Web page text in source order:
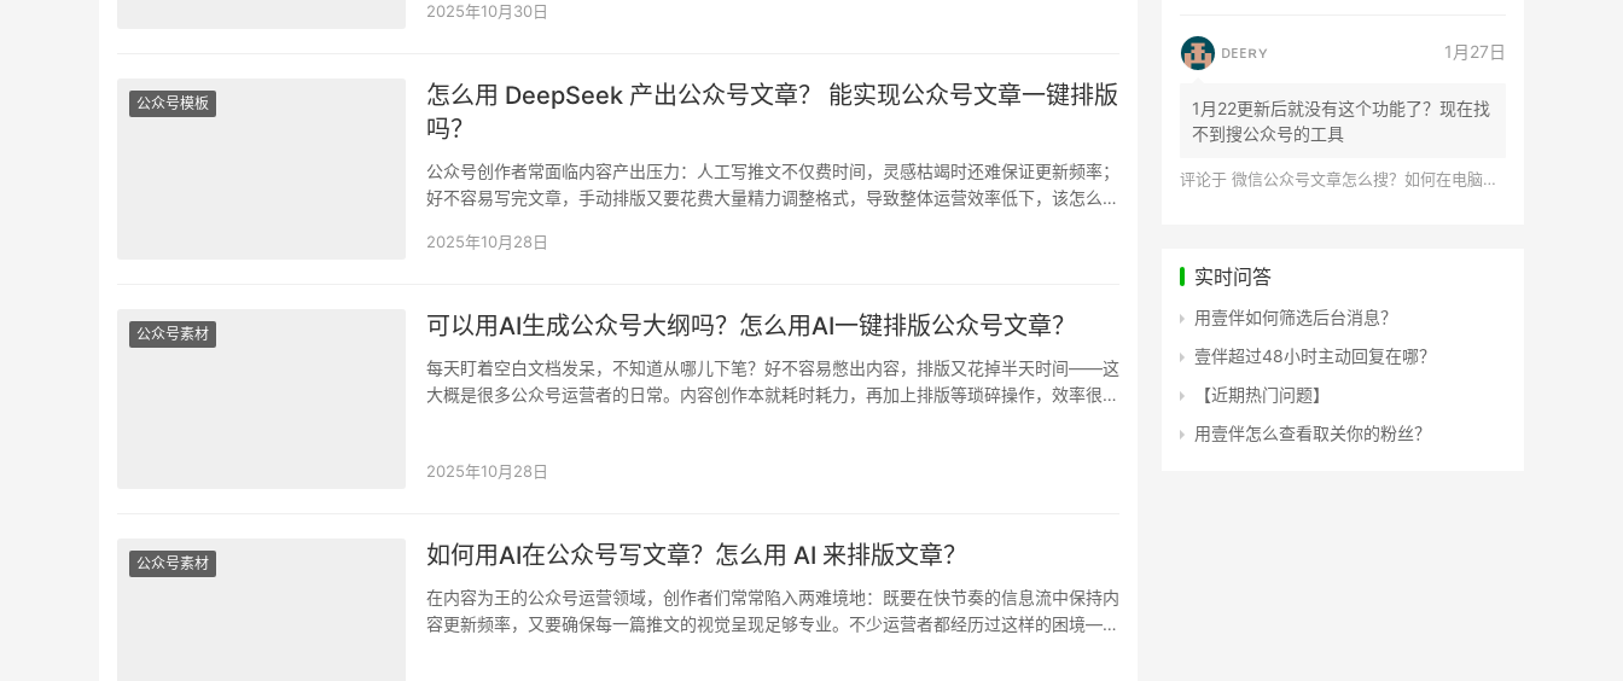
2025年10月30日
公众号模板
怎么用 DeepSeek 产出公众号文章？ 能实现公众号文章一键排版
吗？
公众号创作者常面临内容产出压力：人工写推文不仅费时间，灵感枯竭时还难保证更新频率；
好不容易写完文章，手动排版又要花费大量精力调整格式，导致整体运营效率低下，该怎么办
2025年10月28日
公众号素材 可以用AI生成公众号大纲吗？怎么用AI一键排版公众号文章？​
每天盯着空白文档发呆，不知道从哪儿下笔？好不容易憋出内容，排版又花掉半天时间——这
大概是很多公众号运营者的日常。内容创作本就耗时耗力，再加上排版等琐碎操作，效率很难
2025年10月28日
公众号素材 如何用AI在公众号写文章？怎么用 AI 来排版文章？​
在内容为王的公众号运营领域，创作者们常常陷入两难境地：既要在快节奏的信息流中保持内
容更新频率，又要确保每一篇推文的视觉呈现足够专业。不少运营者都经历过这样的困境——
ᴅᴇᴇʀʏ 1月27日
1月22更新后就没有这个功能了？现在找
不到搜公众号的工具
评论于 微信公众号文章怎么搜？如何在电脑上搜索公众号文章？
实时问答
用壹伴如何筛选后台消息？
壹伴超过48小时主动回复在哪？
【近期热门问题】
用壹伴怎么查看取关你的粉丝？